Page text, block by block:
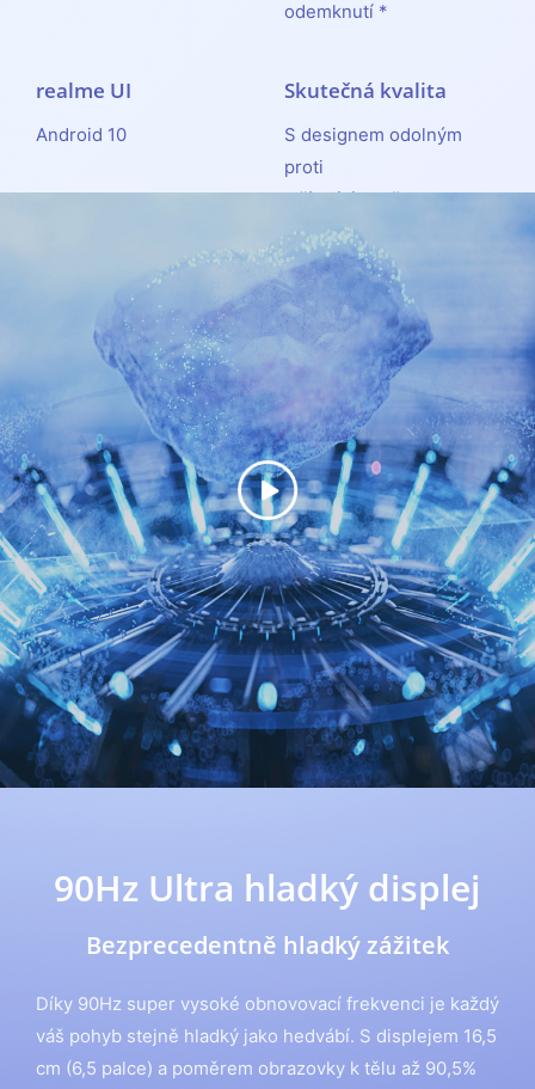
odemknutí *
realme UI
Android 10
Skutečná kvalita
S designem odolným
proti
90Hz Ultra hladký displej
Bezprecedentně hladký zážitek
Díky 90Hz super vysoké obnovovací frekvenci je každý
váš pohyb stejně hladký jako hedvábí. S displejem 16,5
cm (6,5 palce) a poměrem obrazovky k tělu až 90,5%